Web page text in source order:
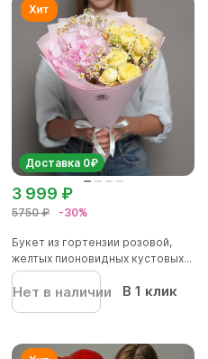
Доставка 0₽
5750 ₽ -30%
3 999 ₽
Букет из гортензии розовой,
желтых пионовидных кустовых...
Нет в наличии В 1 клик